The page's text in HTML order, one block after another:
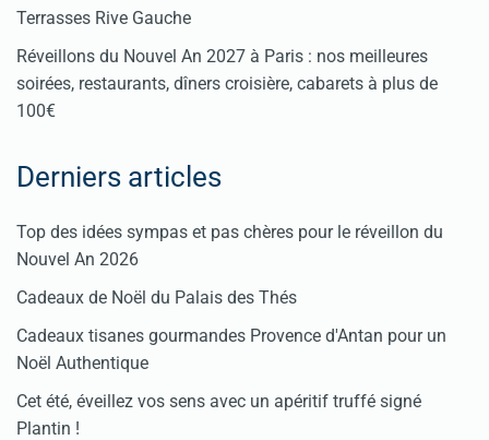
Terrasses Rive Gauche
Réveillons du Nouvel An 2027 à Paris : nos meilleures
soirées, restaurants, dîners croisière, cabarets à plus de
100€
Derniers articles
Top des idées sympas et pas chères pour le réveillon du
Nouvel An 2026
Cadeaux de Noël du Palais des Thés
Cadeaux tisanes gourmandes Provence d'Antan pour un
Noël Authentique
Cet été, éveillez vos sens avec un apéritif truffé signé
Plantin !